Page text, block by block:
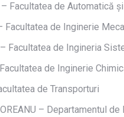
Facultatea de Automatică
Facultatea de Inginerie
Facultatea de Ingineria
de Inginerie
de Transporturi
– Departamentul